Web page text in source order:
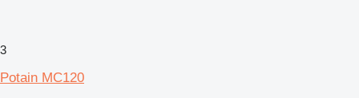
3
Potain MC120